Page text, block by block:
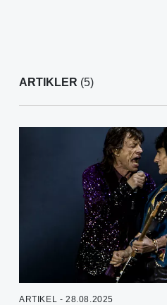
ARTIKLER (5)
ARTIKEL - 28.08.2025